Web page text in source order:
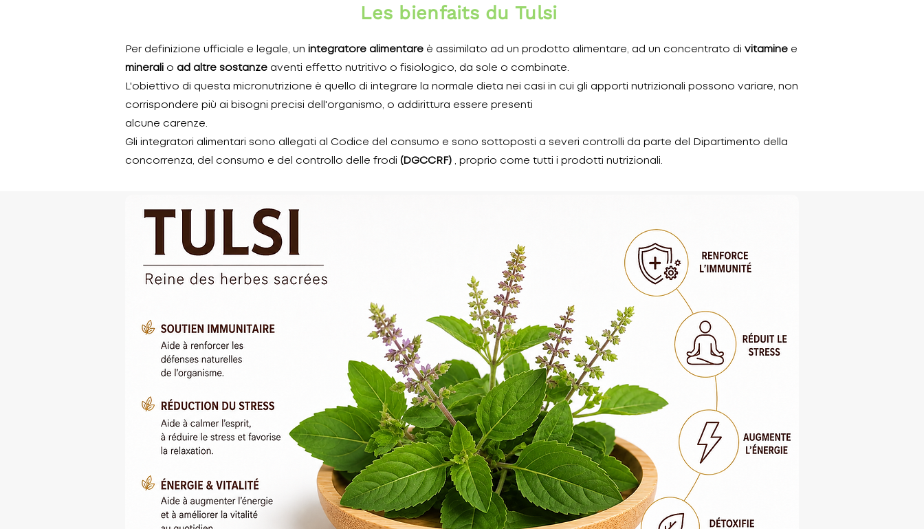
Les bienfaits du Tulsi
Per definizione ufficiale e legale, un integratore alimentare è assimilato ad un prodotto alimentare, ad un concentrato di vitamine e
minerali o ad altre sostanze aventi effetto nutritivo o fisiologico, da sole o combinate.
L'obiettivo di questa micronutrizione è quello di integrare la normale dieta nei casi in cui gli apporti nutrizionali possono variare, non
corrispondere più ai bisogni precisi dell'organismo, o addirittura essere presenti
alcune carenze.
Gli integratori alimentari sono allegati al Codice del consumo e sono sottoposti a severi controlli da parte del Dipartimento della
concorrenza, del consumo e del controllo delle frodi (DGCCRF) , proprio come tutti i prodotti nutrizionali.